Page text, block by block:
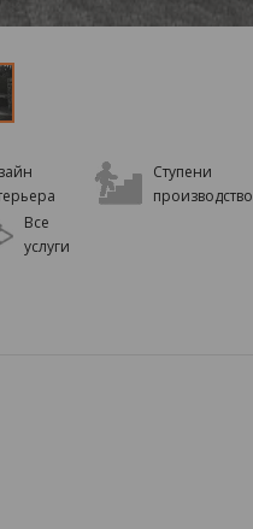
Ступени
производство
Все
услуги